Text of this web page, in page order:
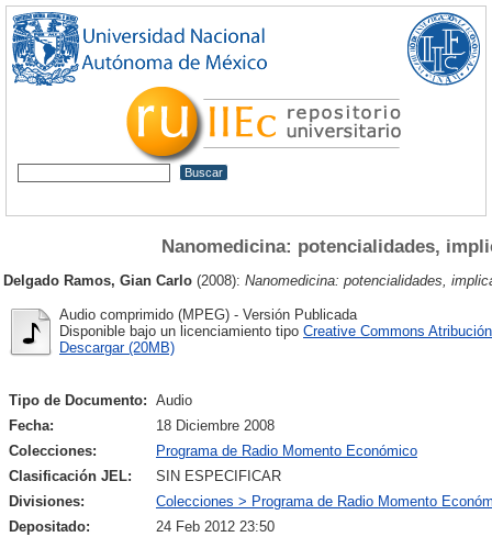
Nanomedicina: potencialidades,
Delgado Ramos, Gian Carlo (2008): Nanomedicina: potencialidades,
Audio comprimido (MPEG) - Versión Publicada
Disponible bajo un licenciamiento tipo Creative Commons
Descargar (20MB)
Tipo de Documento: Audio
Fecha:
18 Diciembre 2008
Colecciones:
Programa de Radio Momento Económico
Clasificación JEL:
SIN ESPECIFICAR
Divisiones:
Colecciones > Programa de Radio Momento
Depositado:
24 Feb 2012 23:50